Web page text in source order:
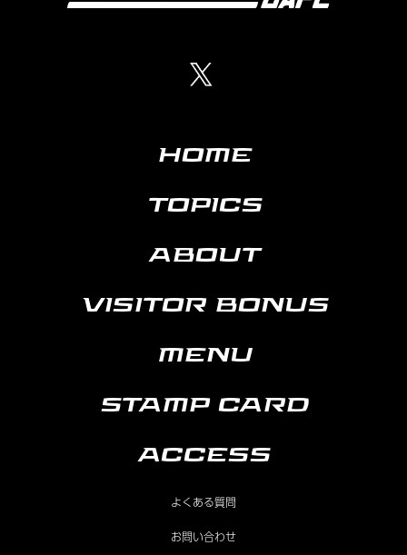
HOME
TOPICS
ABOUT
VISITOR BONUS
MENU
STAMP CARD
ACCESS
よくある質問
お問い合わせ